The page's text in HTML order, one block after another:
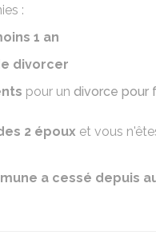
:
1 an
divorcer
pour un divorce pour
2 époux et vous
a cessé depuis